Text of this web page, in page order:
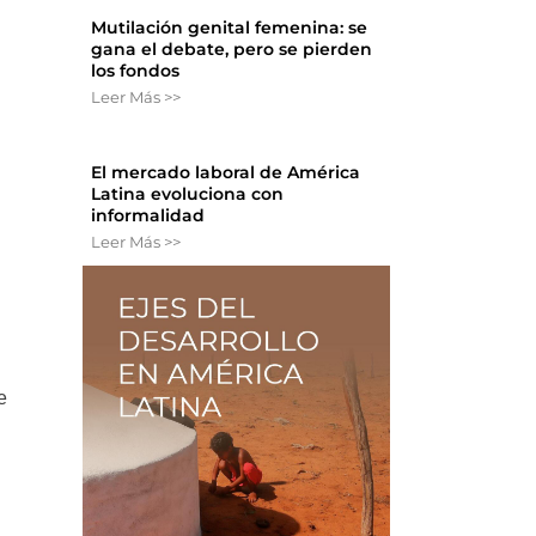
Mutilación genital femenina: se
gana el debate, pero se pierden
los fondos
Leer Más >>
El mercado laboral de América
Latina evoluciona con
informalidad
Leer Más >>